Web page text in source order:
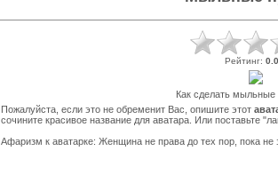
Рейтинг: 0.0
Как сделать
Пожалуйста, если это не обременит Вас, опишите этот
сочините красивое название для аватара. Или поставьте
Афаризм к аватарке: Женщина не права до тех пор, пока не